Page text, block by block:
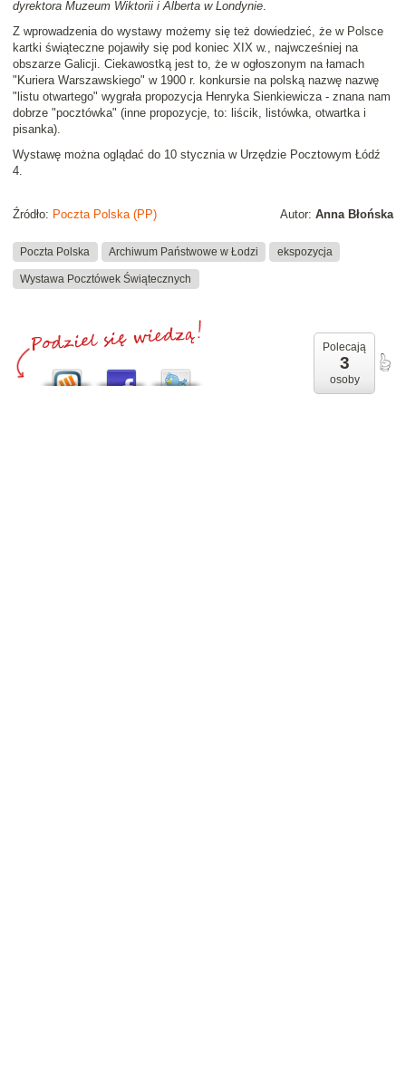
dyrektora Muzeum Wiktorii i Alberta w Londynie.
Z wprowadzenia do wystawy możemy się też dowiedzieć, że w Polsce
kartki świąteczne pojawiły się pod koniec XIX w., najwcześniej na
obszarze Galicji. Ciekawostką jest to, że w ogłoszonym na łamach
"Kuriera Warszawskiego" w 1900 r. konkursie na polską nazwę nazwę
"listu otwartego" wygrała propozycja Henryka Sienkiewicza - znana nam
dobrze "pocztówka" (inne propozycje, to: liścik, listówka, otwartka i
pisanka).
Wystawę można oglądać do 10 stycznia w Urzędzie Pocztowym Łódź
4.
Autor: Anna Błońska
Źródło: Poczta Polska (PP)
Poczta Polska Archiwum Państwowe w Łodzi ekspozycja
Wystawa Pocztówek Świątecznych
Polecają
3
osoby